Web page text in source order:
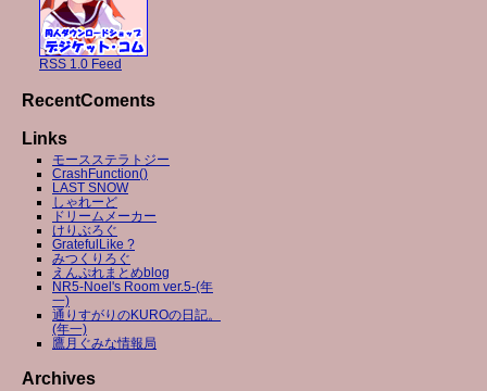
RSS 1.0 Feed
RecentComents
Links
モースステラトジー
CrashFunction()
LAST SNOW
しゃれーど
ドリームメーカー
けりぶろぐ
GratefulLike ?
みつくりろぐ
えんぷれまとめblog
NR5-Noel's Room ver.5-(年
一)
通りすがりのKUROの日記。
(年一)
鷹月ぐみな情報局
Archives